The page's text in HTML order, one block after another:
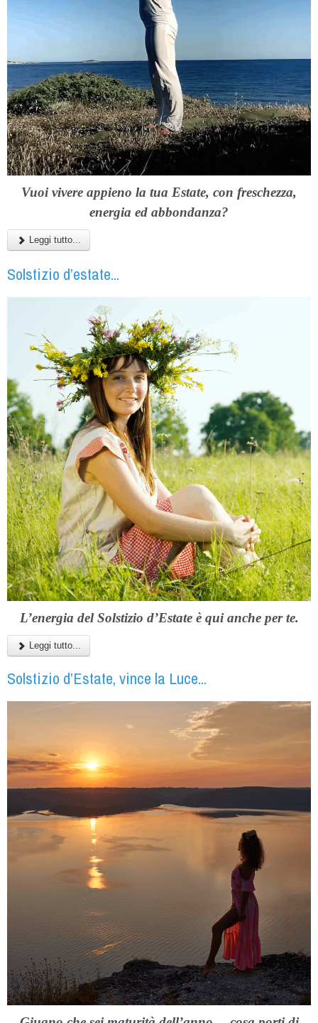
Vuoi vivere appieno la tua Estate, con freschezza,
energia ed abbondanza?
Leggi tutto...
Solstizio d’estate...
L’energia del Solstizio d’Estate è qui anche per te.
Leggi tutto...
Solstizio d’Estate, vince la Luce...